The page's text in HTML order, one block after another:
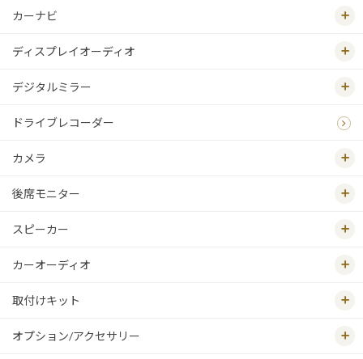
カーナビ
ディスプレイオーディオ
デジタルミラー
ドライブレコーダー
カメラ
後席モニター
スピーカー
カーオーディオ
取付けキット
オプション/アクセサリー